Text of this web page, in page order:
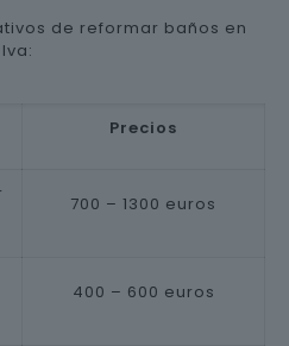
de reformar baños en
Precios
700 – 1300 euros
400 – 600 euros